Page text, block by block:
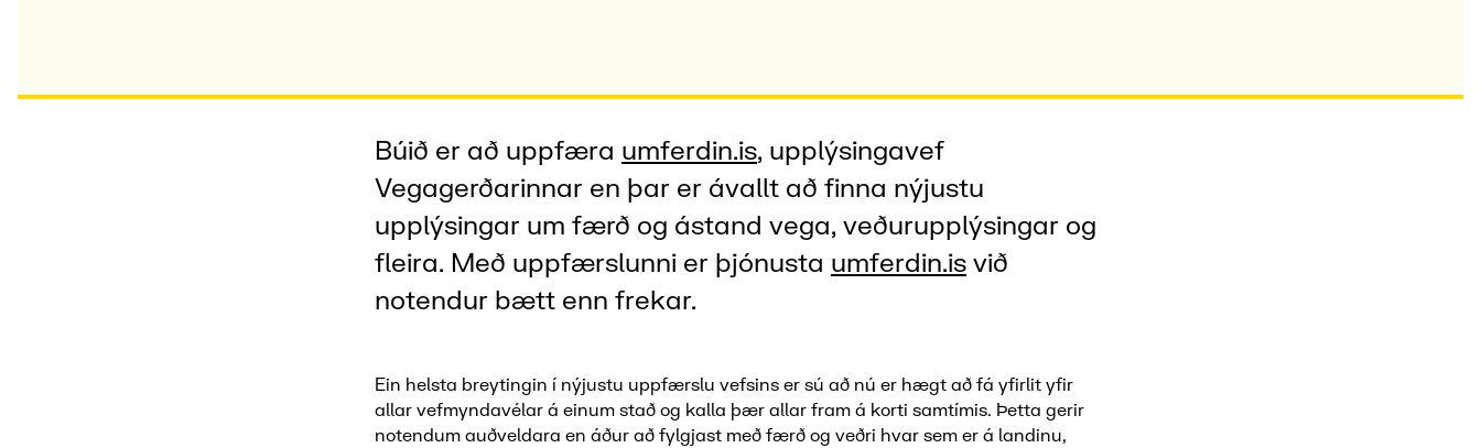
Búið er að uppfæra umferdin.is, upplýsingavef
Vegagerðarinnar en þar er ávallt að finna nýjustu
upplýsingar um færð og ástand vega, veðurupplýsingar og
fleira. Með uppfærslunni er þjónusta umferdin.isvið
notendur bætt enn frekar.
Ein helsta breytingin í nýjustu uppfærslu vefsins er sú að nú er hægt að fá yfirlit yfir
allar vefmyndavélar á einum stað og kalla þær allar fram á korti samtímis. Þetta gerir
notendum auðveldara en áður að fylgjast með færð og veðri hvar sem er á landinu,